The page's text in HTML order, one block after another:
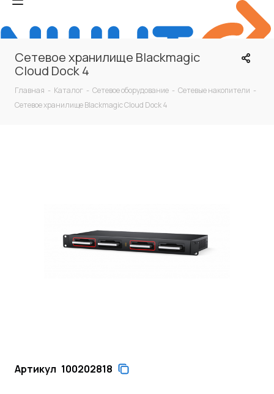
Сетевое хранилище Blackmagic
Cloud Dock 4
Главная - Каталог - Сетевое оборудование - Сетевые накопители -
Сетевое хранилище Blackmagic Cloud Dock 4
Артикул 100202818